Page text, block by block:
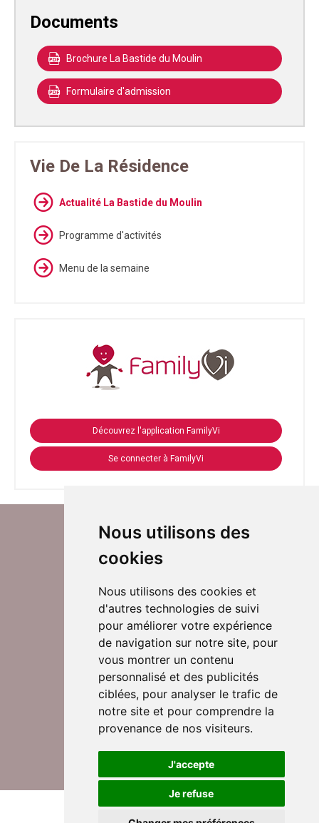
Nous utilisons des
cookies
Nous utilisons des cookies et
d'autres technologies de suivi
pour améliorer votre expérience
de navigation sur notre site, pour
vous montrer un contenu
personnalisé et des publicités
ciblées, pour analyser le trafic de
notre site et pour comprendre la
provenance de nos visiteurs.
J'accepte
Je refuse
Documents
Brochure La Bastide du Moulin
Formulaire d'admission
Vie De La Résidence
Actualité La Bastide du Moulin
Programme d'activités
Menu de la semaine
Découvrez l'application FamilyVi
Se connecter à FamilyVi
Suivez-nous sur Twitter
Rejoignez nos équipes
Nous contacter
© DomusVi 2026